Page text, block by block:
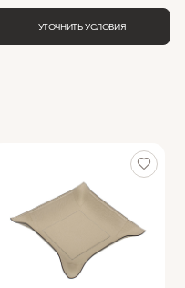
УТОЧНИТЬ УСЛОВИЯ